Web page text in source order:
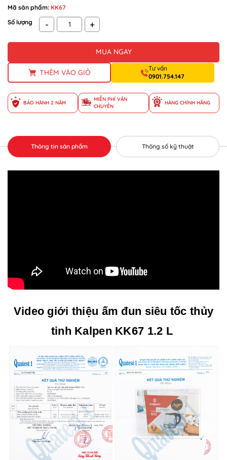
Mã sản phẩm: KK67
Số lượng
- +
MUA NGAY
THÊM VÀO GIỎ
Tư vấn
0901.754.147
BẢO HÀNH 2 NĂM
MIỄN PHÍ VẬN
CHUYỂN
HÀNG CHÍNH HÃNG
Thông tin sản phẩm Thông số kỹ thuật
Video giới thiệu ấm đun siêu tốc thủy
tinh Kalpen KK67 1.2 L